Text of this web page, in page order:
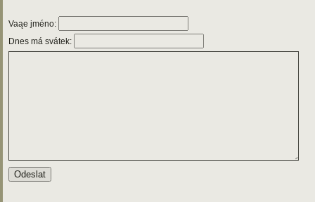
Vaąe jméno:
Dnes má svátek: